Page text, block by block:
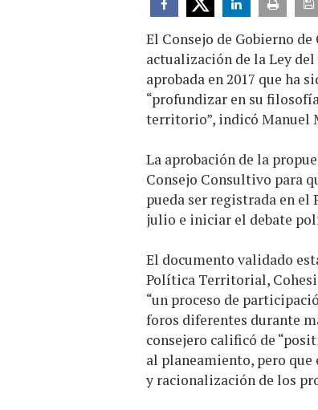
El Consejo de Gobierno
actualización de la Ley
aprobada en 2017 que ha
“profundizar en su
territorio”, indicó Manuel
La aprobación de la
Consejo Consultivo para
pueda ser registrada en el
julio e iniciar el debate
El documento validado
Política Territorial,
“un proceso de
foros diferentes durante
consejero calificó de
al planeamiento, pero
y racionalización de los